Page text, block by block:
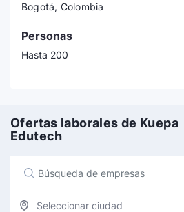
Bogotá, Colombia
Personas
Hasta 200
Ofertas laborales de Kuepa
Edutech
Seleccionar ciudad